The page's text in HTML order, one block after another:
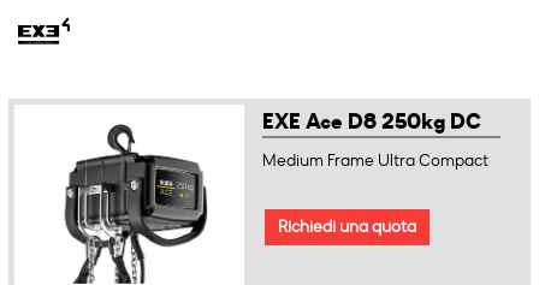
EXE Ace D8 250kg DC
Medium Frame Ultra Compact
Richiedi una quota